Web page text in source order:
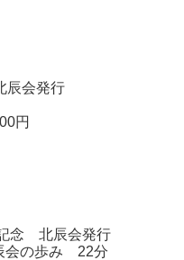
辰会発行
円
念 北辰会発行
会の歩み 22分